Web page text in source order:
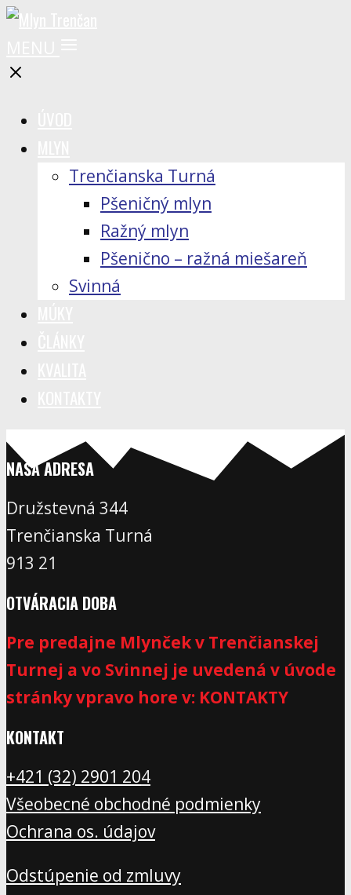
Trenčianska Turná
Pšeničný mlyn
Ražný mlyn
Pšenično – ražná miešareň
Svinná
NAŠA ADRESA
Družstevná 344
Trenčianska Turná
913 21
OTVÁRACIA DOBA
Pre predajne Mlynček v Trenčianskej
Turnej a vo Svinnej je uvedená v úvode
stránky vpravo hore v: KONTAKTY
KONTAKT
+421 (32) 2901 204
Všeobecné obchodné podmienky
Ochrana os. údajov
Odstúpenie od zmluvy